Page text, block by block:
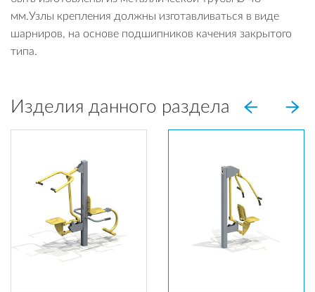
мм.Узлы крепления должны изготавливаться в виде
шарниров, на основе подшипников качения закрытого
типа.
Изделия данного раздела